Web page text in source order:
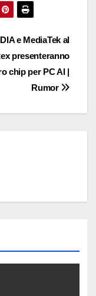
e MediaTek al
presenteranno
chip per PC AI |
Rumor